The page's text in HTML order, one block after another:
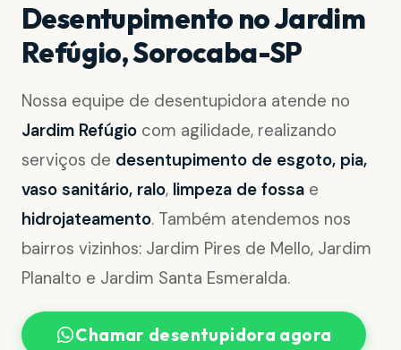
Desentupimento no Jardim
Refúgio, Sorocaba-SP
Nossa equipe de desentupidora atende no
Jardim Refúgio com agilidade, realizando
serviços de desentupimento de esgoto, pia,
vaso sanitário, ralo, limpeza de fossa e
hidrojateamento. Também atendemos nos
bairros vizinhos: Jardim Pires de Mello, Jardim
Planalto e Jardim Santa Esmeralda.
Chamar desentupidora agora